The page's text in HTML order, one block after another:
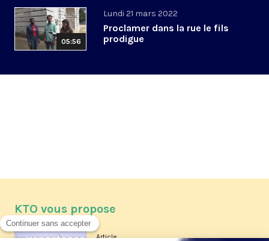
05:56
Lundi 21 mars 2022
Proclamer dans la rue le fils
prodigue
KTO vous propose
Article